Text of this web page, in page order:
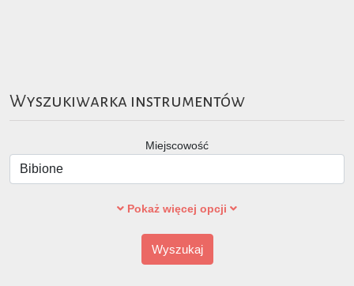
Wyszukiwarka instrumentów
Miejscowość
Pokaż więcej opcji
Wyszukaj